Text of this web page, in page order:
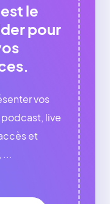
le
pour
vos
live
et
...